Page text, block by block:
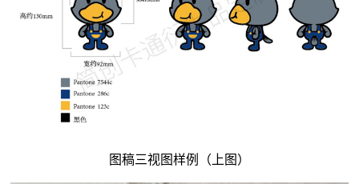
图稿三视图样例（上图）